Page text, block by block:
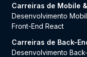
Carreiras de Mobile
Desenvolvimento
Front-End React
Carreiras de Back-
Desenvolvimento